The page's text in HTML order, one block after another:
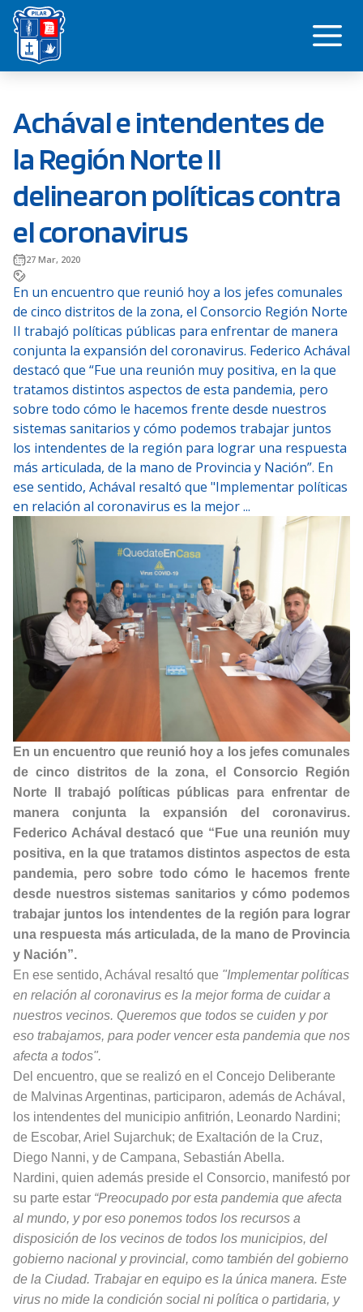
Saltar
contenido
Achával e intendentes de
la Región Norte II
delinearon políticas contra
el coronavirus
27 Mar, 2020
En un encuentro que reunió hoy a los jefes comunales
de cinco distritos de la zona, el Consorcio Región Norte
II trabajó políticas públicas para enfrentar de manera
conjunta la expansión del coronavirus. Federico Achával
destacó que “Fue una reunión muy positiva, en la que
tratamos distintos aspectos de esta pandemia, pero
sobre todo cómo le hacemos frente desde nuestros
sistemas sanitarios y cómo podemos trabajar juntos
los intendentes de la región para lograr una respuesta
más articulada, de la mano de Provincia y Nación”. En
ese sentido, Achával resaltó que "Implementar políticas
en relación al coronavirus es la mejor ...
En un encuentro que reunió hoy a los jefes comunales
de cinco distritos de la zona, el Consorcio Región
Norte II trabajó políticas públicas para enfrentar de
manera conjunta la expansión del coronavirus.
Federico Achával destacó que “Fue una reunión muy
positiva, en la que tratamos distintos aspectos de esta
pandemia, pero sobre todo cómo le hacemos frente
desde nuestros sistemas sanitarios y cómo podemos
trabajar juntos los intendentes de la región para lograr
una respuesta más articulada, de la mano de Provincia
y Nación”.
En ese sentido, Achával resaltó que "Implementar políticas
en relación al coronavirus es la mejor forma de cuidar a
nuestros vecinos. Queremos que todos se cuiden y por
eso trabajamos, para poder vencer esta pandemia que nos
afecta a todos".
Del encuentro, que se realizó en el Concejo Deliberante
de Malvinas Argentinas, participaron, además de Achával,
los intendentes del municipio anfitrión, Leonardo Nardini;
de Escobar, Ariel Sujarchuk; de Exaltación de la Cruz,
Diego Nanni, y de Campana, Sebastián Abella.
Nardini, quien además preside el Consorcio, manifestó por
su parte estar “Preocupado por esta pandemia que afecta
al mundo, y por eso ponemos todos los recursos a
disposición de los vecinos de todos los municipios, del
gobierno nacional y provincial, como también del gobierno
de la Ciudad. Trabajar en equipo es la única manera. Este
virus no mide la condición social ni política o partidaria, y